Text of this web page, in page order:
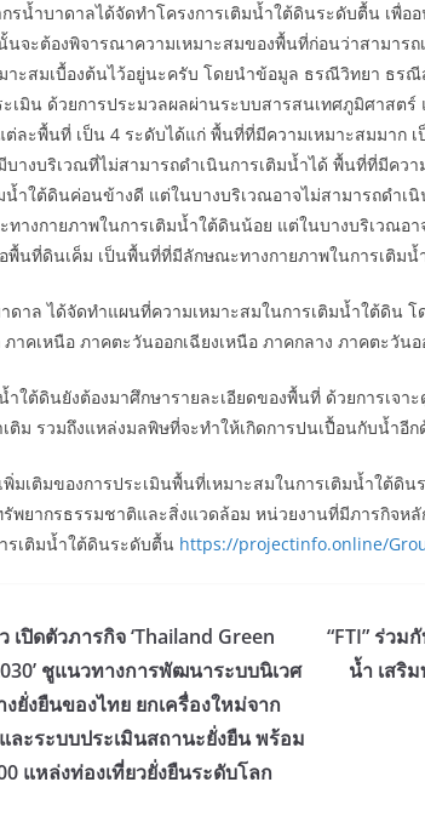
รน้ำบาดาลได้จัดทำโครงการเติมน้ำใต้ดินระดับตื้น เพื่
จะต้องพิจารณาความเหมาะสมของพื้นที่ก่อนว่าสามาร
าะสมเบื้องต้นไว้อยู่นะครับ โดยนำข้อมูล ธรณีวิทยา ธ
เมิน ด้วยการประมวลผลผ่านระบบสารสนเทศภูมิศาสตร์
ละพื้นที่ เป็น 4 ระดับได้แก่ พื้นที่ที่มีความเหมาะสมมาก
างบริเวณที่ไม่สามารถดำเนินการเติมน้ำได้ พื้นที่ที่มีคว
น้ำใต้ดินค่อนข้างดี แต่ในบางบริเวณอาจไม่สามารถดำเ
างกายภาพในการเติมน้ำใต้ดินน้อย แต่ในบางบริเวณอ
พื้นที่ดินเค็ม เป็นพื้นที่ที่มีลักษณะทางกายภาพในการเติมน้
ดาล ได้จัดทำแผนที่ความเหมาะสมในการเติมน้ำใต้ดิน
ภาคเหนือ ภาคตะวันออกเฉียงเหนือ ภาคกลาง ภาคตะวัน
ำใต้ดินยังต้องมาศึกษารายละเอียดของพื้นที่ ด้วยการเ
ติม รวมถึงแหล่งมลพิษที่จะทำให้เกิดการปนเปื้อนกับน้ำอีก
พิ่มเติมของการประเมินพื้นที่เหมาะสมในการเติมน้ำใต้ดิ
พยากรธรรมชาติและสิ่งแวดล้อม หน่วยงานที่มีภารกิจห
รเติมน้ำใต้ดินระดับตื้น https://projectinfo.online/
เปิดตัวภารกิจ ‘Thailand Green
ชูแนวทางการพัฒนาระบบนิเวศ
งยั่งยืนของไทย ยกเครื่องใหม่จาก
ละระบบประเมินสถานะยั่งยืน พร้อม
แหล่งท่องเที่ยวยั่งยืนระดับโลก
“FTI” ร่ว
น้ำ เสริ